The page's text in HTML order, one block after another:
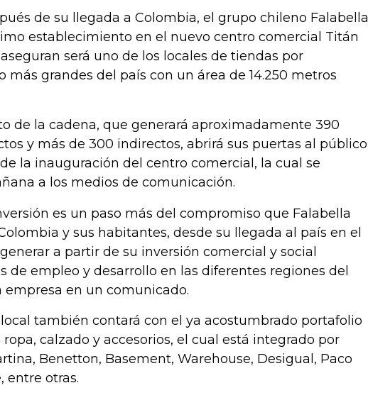
de su llegada a Colombia, el grupo chileno Falabella
establecimiento en el nuevo centro comercial Titán
será uno de los locales de tiendas por
más grandes del país con un área de 14.250 metros
de la cadena, que generará aproximadamente 390
y más de 300 indirectos, abrirá sus puertas al público
la inauguración del centro comercial, la cual se
a los medios de comunicación.
es un paso más del compromiso que Falabella
y sus habitantes, desde su llegada al país en el
a partir de su inversión comercial y social
de empleo y desarrollo en las diferentes regiones del
empresa en un comunicado.
también contará con el ya acostumbrado portafolio
calzado y accesorios, el cual está integrado por
Benetton, Basement, Warehouse, Desigual, Paco
entre otras.